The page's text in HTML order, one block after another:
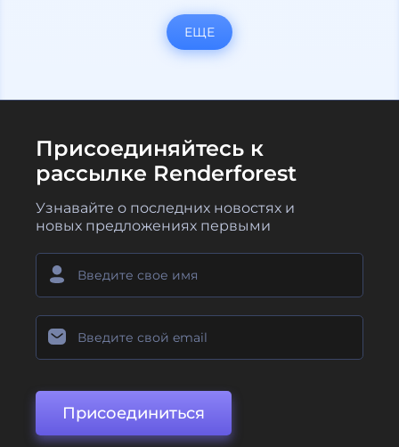
ЕЩЕ
Присоединяйтесь к
рассылке Renderforest
Узнавайте о последних новостях и
новых предложениях первыми
Присоединиться